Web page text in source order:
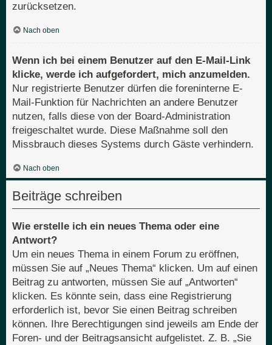
zurücksetzen.
Nach oben
Wenn ich bei einem Benutzer auf den E-Mail-Link
klicke, werde ich aufgefordert, mich anzumelden.
Nur registrierte Benutzer dürfen die foreninterne E-
Mail-Funktion für Nachrichten an andere Benutzer
nutzen, falls diese von der Board-Administration
freigeschaltet wurde. Diese Maßnahme soll den
Missbrauch dieses Systems durch Gäste verhindern.
Nach oben
Beiträge schreiben
Wie erstelle ich ein neues Thema oder eine
Antwort?
Um ein neues Thema in einem Forum zu eröffnen,
müssen Sie auf „Neues Thema“ klicken. Um auf einen
Beitrag zu antworten, müssen Sie auf „Antworten“
klicken. Es könnte sein, dass eine Registrierung
erforderlich ist, bevor Sie einen Beitrag schreiben
können. Ihre Berechtigungen sind jeweils am Ende der
Foren- und der Beitragsansicht aufgelistet. Z. B. „Sie